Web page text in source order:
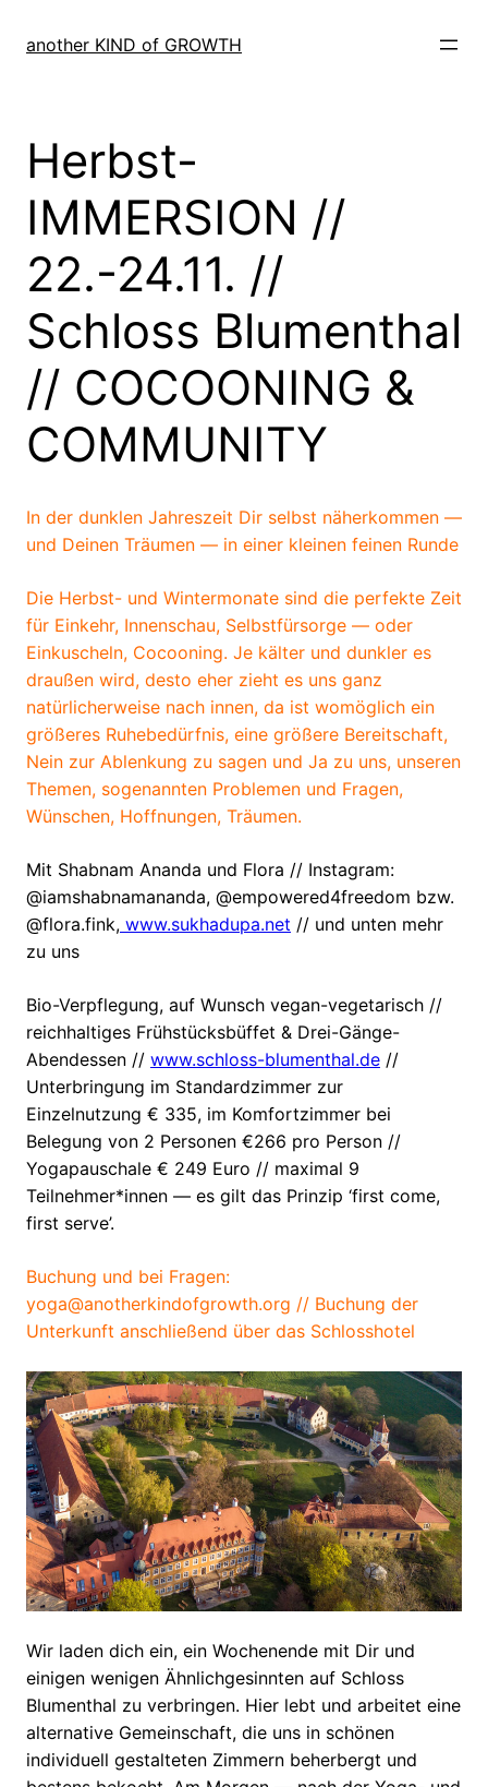
another KIND of GROWTH
Herbst-
IMMERSION //
22.-24.11. //
Schloss Blumenthal
// COCOONING &
COMMUNITY
In der dunklen Jahreszeit Dir selbst näherkommen —
und Deinen Träumen — in einer kleinen feinen Runde
Die Herbst- und Wintermonate sind die perfekte Zeit
für Einkehr, Innenschau, Selbstfürsorge — oder
Einkuscheln, Cocooning. Je kälter und dunkler es
draußen wird, desto eher zieht es uns ganz
natürlicherweise nach innen, da ist womöglich ein
größeres Ruhebedürfnis, eine größere Bereitschaft,
Nein zur Ablenkung zu sagen und Ja zu uns, unseren
Themen, sogenannten Problemen und Fragen,
Wünschen, Hoffnungen, Träumen.
Mit Shabnam Ananda und Flora // Instagram:
@iamshabnamananda, @empowered4freedom bzw.
@flora.fink, www.sukhadupa.net // und unten mehr
zu uns
Bio-Verpflegung, auf Wunsch vegan-vegetarisch //
reichhaltiges Frühstücksbüffet & Drei-Gänge-
Abendessen // www.schloss-blumenthal.de //
Unterbringung im Standardzimmer zur
Einzelnutzung € 335, im Komfortzimmer bei
Belegung von 2 Personen €266 pro Person //
Yogapauschale € 249 Euro // maximal 9
Teilnehmer*innen — es gilt das Prinzip ‘first come,
first serve’.
Buchung und bei Fragen:
yoga@anotherkindofgrowth.org // Buchung der
Unterkunft anschließend über das Schlosshotel
Wir laden dich ein, ein Wochenende mit Dir und
einigen wenigen Ähnlichgesinnten auf Schloss
Blumenthal zu verbringen. Hier lebt und arbeitet eine
alternative Gemeinschaft, die uns in schönen
individuell gestalteten Zimmern beherbergt und